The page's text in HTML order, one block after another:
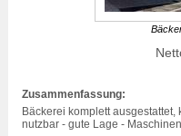
Zusammenfassung:
Bäckerei komplett
nutzbar - gute Lage -